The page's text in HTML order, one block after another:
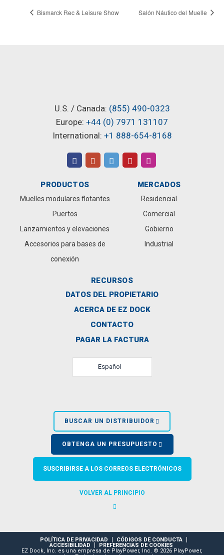
Bismarck Rec & Leisure Show Salón Náutico del Muelle
U.S. / Canada: (855) 490-0323
Europe: +44 (0) 7971 131107
International: +1 888-654-8168
PRODUCTOS
Muelles modulares flotantes
Puertos
Lanzamientos y elevaciones
Accesorios para bases de
conexión
MERCADOS
Residencial
Comercial
Gobierno
Industrial
RECURSOS
DATOS DEL PROPIETARIO
ACERCA DE EZ DOCK
CONTACTO
PAGAR LA FACTURA
Español
BUSCAR UN DISTRIBUIDOR
OBTENGA UN PRESUPUESTO
SUSCRIBIRSE A LOS CORREOS ELECTRÓNICOS
VOLVER AL PRINCIPIO
POLÍTICA DE PRIVACIDAD
CÓDIGOS DE CONDUCTA
ACCESIBILIDAD
PREFERENCIAS DE COOKIES
EZ Dock, Inc. es una empresa de PlayPower, Inc. © 2026 PlayPower,